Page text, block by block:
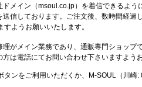
メイン（msoul.co.jp）を着信できるよう
信しております。ご注文後、数時間経過
ようお願いいたします。
がメイン業務であり、通販専門ショップ
は電話にてお問い合わせ下さいますよう
ンをご利用いただくか、M-SOUL（川崎